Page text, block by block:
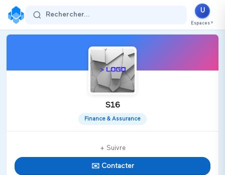
Rechercher...
U
Espaces ▼
S16
Finance & Assurance
+ Suivre
✉️ Contacter